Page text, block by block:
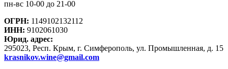
пн-вс 10-00 до 21-00
ОГРН: 1149102132112
ИНН: 9102061030
Юрид. адрес:
295023, Респ. Крым, г. Симферополь, ул. Промышленная, д. 15
krasnikov.wine@gmail.com